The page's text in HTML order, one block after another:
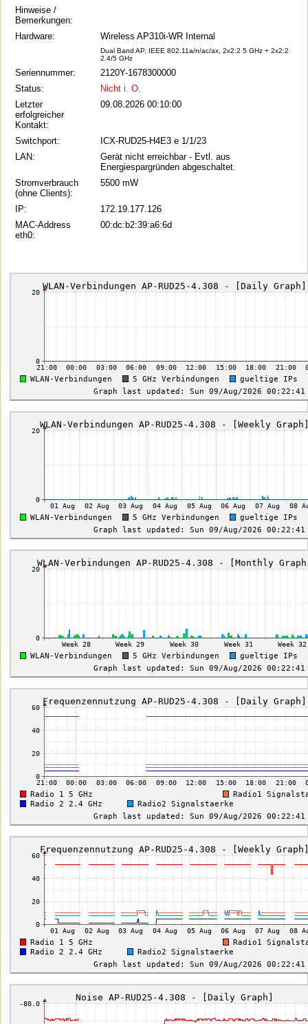
Computer-
und
Hinweise /
Bemerkungen:
Hardware:
Wireless AP310i-WR Internal
Dual Band AP, IEEE 802.11a/n/ac/ax, 2x2:2 5 GHz + 2x2:2
2.4/5 GHz
Seriennummer:
2120Y-1678300000
Status:
Nicht i. O.
Letzter
erfolgreicher
Kontakt:
09.08.2026 00:10:00
Switchport:
ICX-RUD25-H4E3 e 1/1/23
LAN:
Gerät nicht erreichbar - Evtl. aus
Energiespargründen abgeschaltet.
Stromverbrauch
(ohne Clients):
5500 mW
IP:
172.19.177.126
MAC-Address
eth0:
00:dc:b2:39:a6:6d